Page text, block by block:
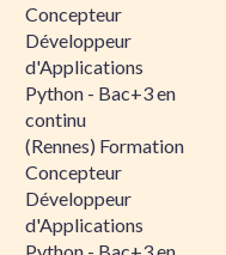
Concepteur
Développeur
d'Applications
Python - Bac+3 en
continu
(Rennes) Formation
Concepteur
Développeur
d'Applications